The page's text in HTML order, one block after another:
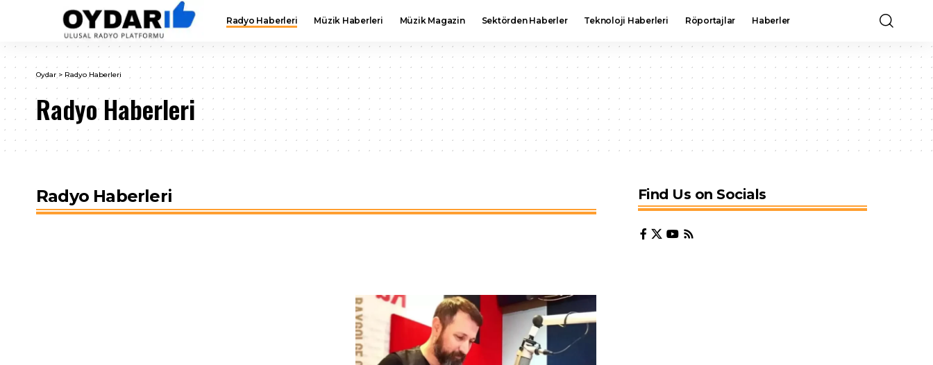
Radyo Haberleri Müzik Haberleri Müzik Magazin Sektörden Haberler Teknoloji Haberleri Röportajlar Haberler
Oydar > Radyo Haberleri
Radyo Haberleri
Radyo Haberleri Find Us on Socials